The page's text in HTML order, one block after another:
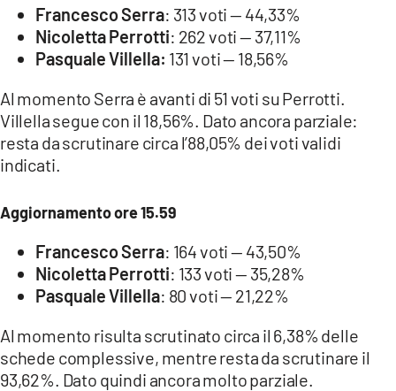
Francesco Serra: 313 voti — 44,33%
Nicoletta Perrotti: 262 voti — 37,11%
Pasquale Villella: 131 voti — 18,56%
Al momento Serra è avanti di 51 voti su Perrotti.
Villella segue con il 18,56%. Dato ancora parziale:
resta da scrutinare circa l’88,05% dei voti validi
indicati.
Aggiornamento ore 15.59
Francesco Serra: 164 voti — 43,50%
Nicoletta Perrotti: 133 voti — 35,28%
Pasquale Villella: 80 voti — 21,22%
Al momento risulta scrutinato circa il 6,38% delle
schede complessive, mentre resta da scrutinare il
93,62%. Dato quindi ancora molto parziale.